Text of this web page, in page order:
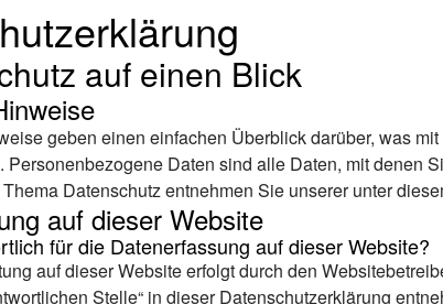
auf einen Blick
geben einen einfachen Überblick darüber, was
Personenbezogene Daten sind alle Daten, mit denen
Datenschutz entnehmen Sie unserer unter
auf dieser Website
für die Datenerfassung auf dieser Website?
auf dieser Website erfolgt durch den
Stelle“ in dieser Datenschutzerklärung